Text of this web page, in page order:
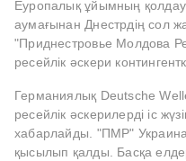
Еуропалық ұйымның
аумағынан Днестрдің сол
"Приднестровье Молдова
ресейлік әскери
Германиялық Deutsche
ресейлік әскерилерді іс
хабарлайды. "ПМР"
қысылып қалды. Басқа